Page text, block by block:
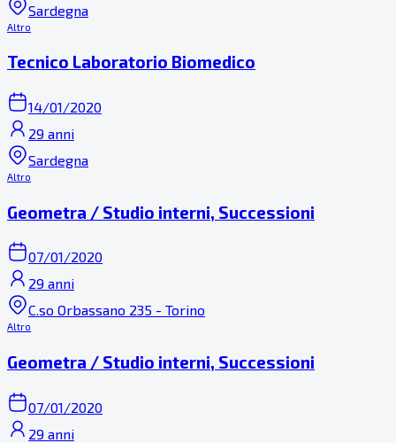
Sardegna
Altro
Tecnico Laboratorio Biomedico
14/01/2020
29 anni
Sardegna
Altro
Geometra / Studio interni, Successioni
07/01/2020
29 anni
C.so Orbassano 235 - Torino
Altro
Geometra / Studio interni, Successioni
07/01/2020
29 anni